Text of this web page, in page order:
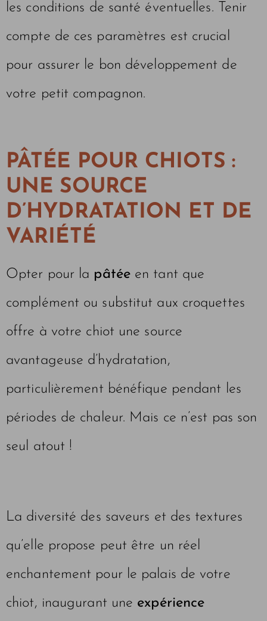
les conditions de santé éventuelles. Tenir
compte de ces paramètres est crucial
pour assurer le bon développement de
votre petit compagnon.
PÂTÉE POUR CHIOTS :
UNE SOURCE
D’HYDRATATION ET DE
VARIÉTÉ
Opter pour la pâtéeen tant que
complément ou substitut aux croquettes
offre à votre chiot une source
avantageuse d’hydratation,
particulièrement bénéfique pendant les
périodes de chaleur. Mais ce n’est pas son
seul atout !
La diversité des saveurs et des textures
qu’elle propose peut être un réel
enchantement pour le palais de votre
chiot, inaugurant une expérience